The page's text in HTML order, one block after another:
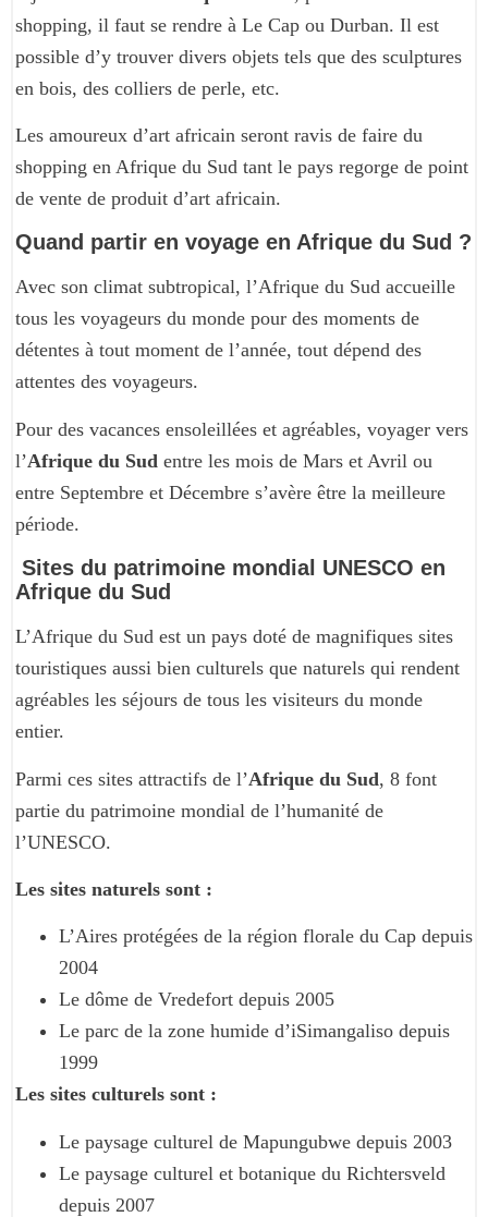
shopping, il faut se rendre à Le Cap ou Durban. Il est
possible d’y trouver divers objets tels que des sculptures
en bois, des colliers de perle, etc.
Les amoureux d’art africain seront ravis de faire du
shopping en Afrique du Sud tant le pays regorge de point
de vente de produit d’art africain.
Quand partir en voyage en Afrique du Sud ?
Avec son climat subtropical, l’Afrique du Sud accueille
tous les voyageurs du monde pour des moments de
détentes à tout moment de l’année, tout dépend des
attentes des voyageurs.
Pour des vacances ensoleillées et agréables, voyager vers
l’Afrique du Sud entre les mois de Mars et Avril ou
entre Septembre et Décembre s’avère être la meilleure
période.
Sites du patrimoine mondial UNESCO en
Afrique du Sud
L’Afrique du Sud est un pays doté de magnifiques sites
touristiques aussi bien culturels que naturels qui rendent
agréables les séjours de tous les visiteurs du monde
entier.
Parmi ces sites attractifs de l’Afrique du Sud, 8 font
partie du patrimoine mondial de l’humanité de
l’UNESCO.
Les sites naturels sont :
L’Aires protégées de la région florale du Cap depuis
2004
Le dôme de Vredefort depuis 2005
Le parc de la zone humide d’iSimangaliso depuis
1999
Les sites culturels sont :
Le paysage culturel de Mapungubwe depuis 2003
Le paysage culturel et botanique du Richtersveld
depuis 2007